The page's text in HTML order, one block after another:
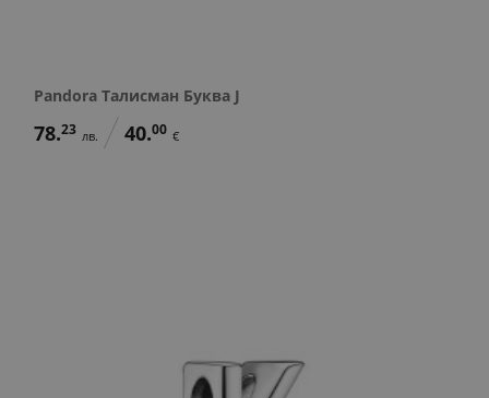
Pandora Талисман Буква J
78.23 лв. 40.00 €